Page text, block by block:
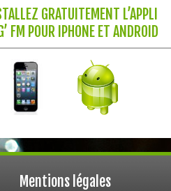
GRATUITEMENT L’APPLI
FM POUR IPHONE ET ANDROID
Mentions légales